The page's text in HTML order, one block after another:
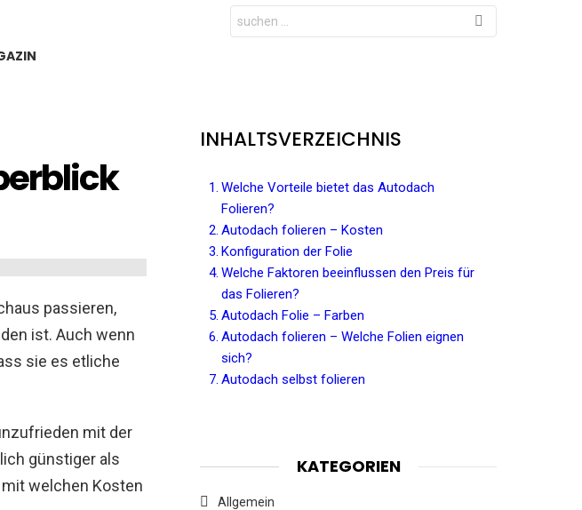
Search
for:
passieren,
ist. Auch wenn
sie es etliche
mit der
günstiger als
welchen Kosten
INHALTSVERZEICHNIS
Welche Vorteile bietet das Autodach
Folieren?
Autodach folieren – Kosten
Konfiguration der Folie
Welche Faktoren beeinflussen den Preis für
das Folieren?
Autodach Folie – Farben
Autodach folieren – Welche Folien eignen
sich?
Autodach selbst folieren
KATEGORIEN
Allgemein